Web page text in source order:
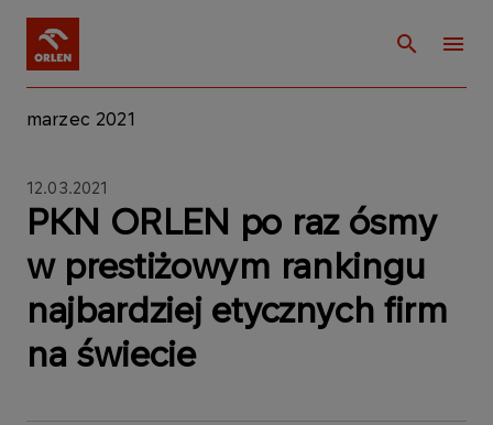
marzec 2021
12.03.2021
PKN ORLEN po raz ósmy
w prestiżowym rankingu
najbardziej etycznych firm
na świecie